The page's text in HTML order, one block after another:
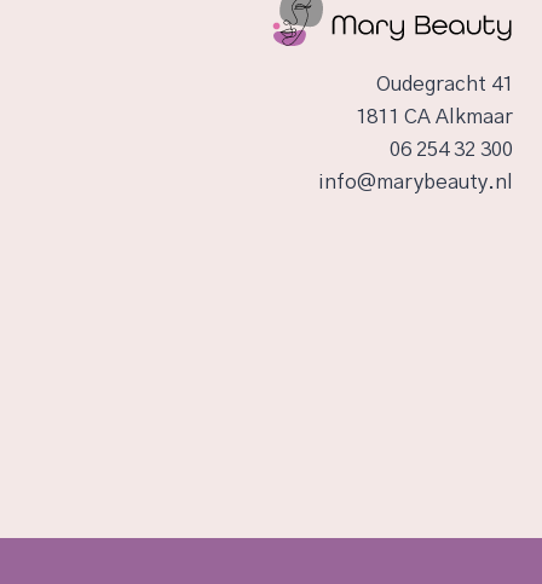
Oudegracht 41
1811 CA Alkmaar
‪06 254 32 300‬
info@marybeauty.nl